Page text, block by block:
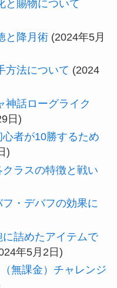
と賜物について
と降月術 (2024年5月
方法について (2024
神話ローグライク
日)
者が10勝するため
)
ラスの特徴と戦い
・デバフの効果に
詰めたアイテムで
年5月2日)
無課金）チャレンジ